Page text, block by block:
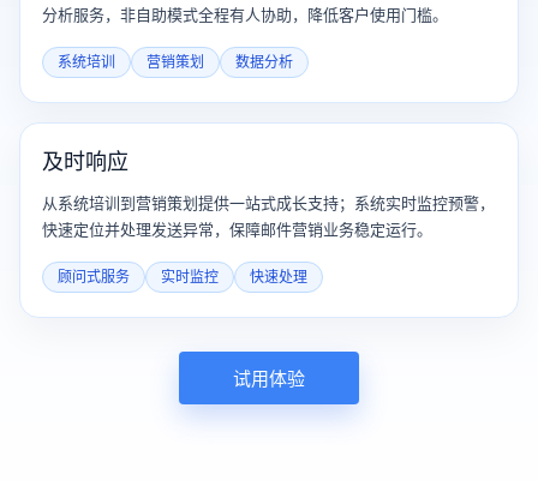
分析服务，非自助模式全程有人协助，降低客户使用门槛。
系统培训 营销策划 数据分析
及时响应
从系统培训到营销策划提供一站式成长支持；系统实时监控预警，
快速定位并处理发送异常，保障邮件营销业务稳定运行。
顾问式服务 实时监控 快速处理
试用体验